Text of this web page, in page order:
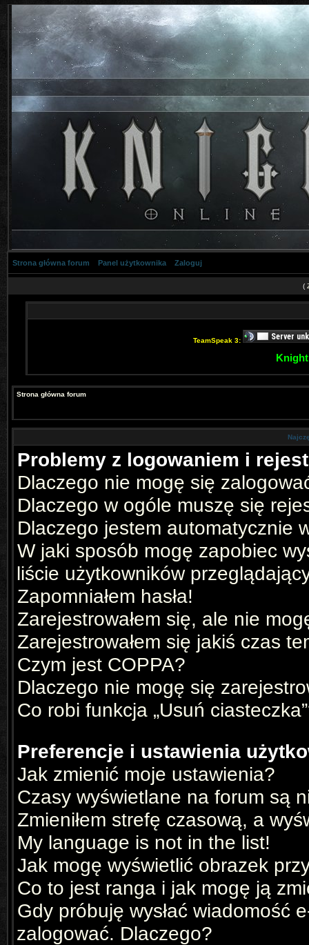
Strona główna forum Panel użytkownika Zaloguj
(
TeamSpeak 3:
Strona główna forum
Problemy z logowaniem i
Dlaczego nie mogę się
Dlaczego w ogóle muszę się
Dlaczego jestem automatycznie
W jaki sposób mogę zapobiec
liście użytkowników
Zapomniałem hasła!
Zarejestrowałem się, ale nie
Zarejestrowałem się jakiś czas
Czym jest COPPA?
Dlaczego nie mogę się
Co robi funkcja „Usuń
Preferencje i ustawienia
Jak zmienić moje ustawienia?
Czasy wyświetlane na forum są
Zmieniłem strefę czasową, a
My language is not in the list!
Jak mogę wyświetlić obrazek
Co to jest ranga i jak mogę ją
Gdy próbuję wysłać wiadomość
zalogować. Dlaczego?